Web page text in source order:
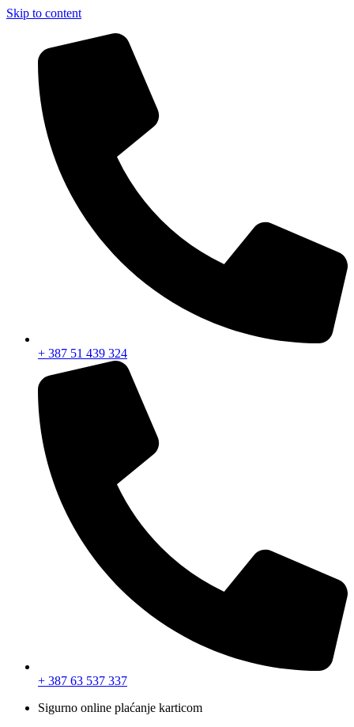
Skip to content
+ 387 51 439 324
+ 387 63 537 337
Sigurno online plaćanje karticom